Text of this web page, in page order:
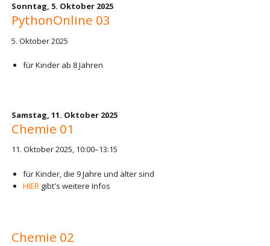
Sonntag, 5. Oktober 2025
PythonOnline 03
5. Oktober 2025
für Kinder ab 8 Jahren
Samstag, 11. Oktober 2025
Chemie 01
11. Oktober 2025, 10:00–13:15
für Kinder, die 9 Jahre und älter sind
HIERgibt's weitere Infos
Chemie 02